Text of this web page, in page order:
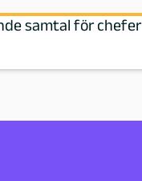
samtal för chefer